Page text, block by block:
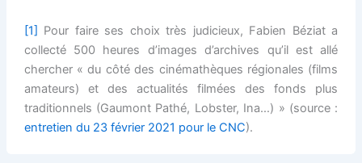
[1] Pour faire ses choix très judicieux, Fabien Béziat a
collecté 500 heures d’images d’archives qu’il est allé
chercher « du côté des cinémathèques régionales (films
amateurs) et des actualités filmées des fonds plus
traditionnels (Gaumont Pathé, Lobster, Ina…) » (source :
entretien du 23 février 2021 pour le CNC).